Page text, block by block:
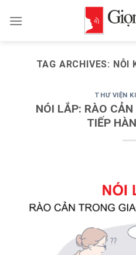
TAG ARCHIVES: NỖI
THƯ VIỆN
NÓI LẮP: RÀO
TIẾP